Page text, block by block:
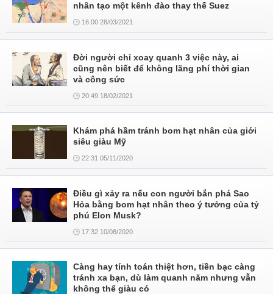
nhân tạo một kênh đào thay thế Suez
16:00 28/03/2021
Đời người chỉ xoay quanh 3 việc này, ai
cũng nên biết để không lãng phí thời gian
và công sức
20:49 18/02/2021
Khám phá hầm tránh bom hạt nhân của giới
siêu giàu Mỹ
22:31 05/11/2020
Điều gì xảy ra nếu con người bắn phá Sao
Hỏa bằng bom hạt nhân theo ý tưởng của tỷ
phú Elon Musk?
17:32 10/08/2020
Càng hay tính toán thiệt hơn, tiền bạc càng
tránh xa bạn, dù làm quanh năm nhưng vẫn
không thể giàu có